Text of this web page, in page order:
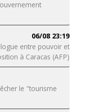
06/08 23:19
entre pouvoir et
à Caracas (AFP)
le "tourisme